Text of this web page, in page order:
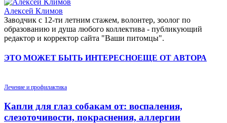
Алексей Климов
Заводчик c 12-ти летним стажем, волонтер, зоолог по
образованию и душа любого коллектива - публикующий
редактор и корректор сайта "Ваши питомцы".
ЭТО МОЖЕТ БЫТЬ ИНТЕРЕСНОЕЩЕ ОТ АВТОРА
Лечение и профилактика
Капли для глаз собакам от: воспаления,
слезоточивости, покраснения, аллергии